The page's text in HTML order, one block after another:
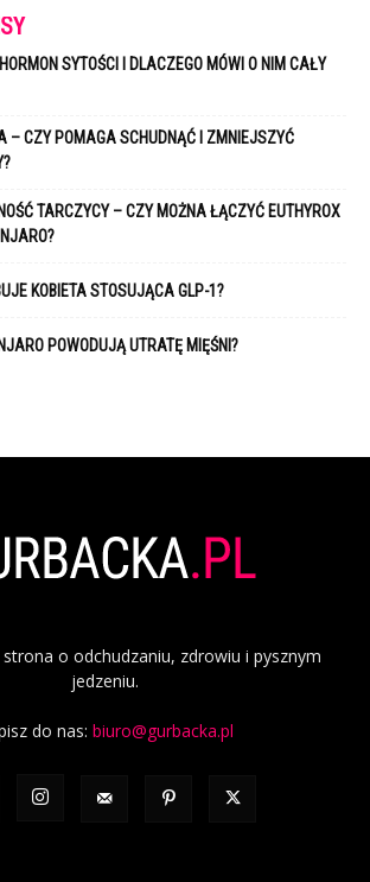
SYTOŚCI I DLACZEGO MÓWI O NIM CAŁY
– CZY POMAGA SCHUDNĄĆ I ZMNIEJSZYĆ
TARCZYCY – CZY MOŻNA ŁĄCZYĆ EUTHYROX
KOBIETA STOSUJĄCA GLP-1?
POWODUJĄ UTRATĘ MIĘŚNI?
o odchudzaniu, zdrowiu i pysznym
jedzeniu.
do nas: biuro@gurbacka.pl